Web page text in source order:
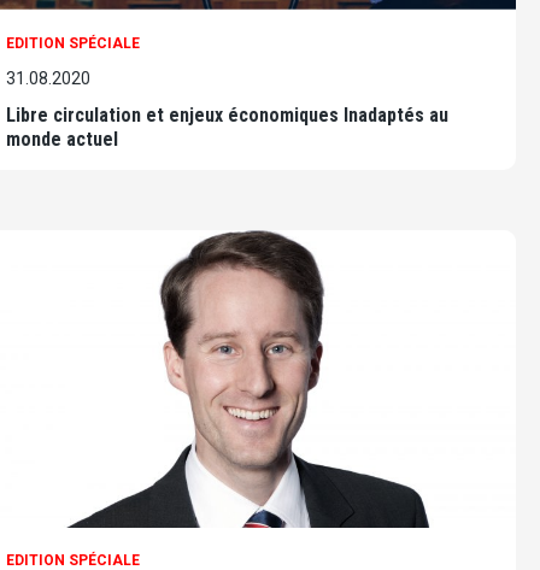
EDITION SPÉCIALE
31.08.2020
Libre circulation et enjeux économiques Inadaptés au
monde actuel
EDITION SPÉCIALE